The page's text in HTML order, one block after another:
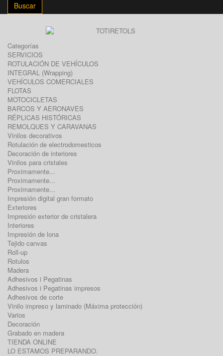
Buscar
Categorías
SERVICIOS
ROTULACIÓN DE VEHÍCULOS
INTEGRAL (Wrapping)
VEHÍCULOS COMERCIALES
FLOTAS
MOTOCICLETAS
BARCOS Y AERONAVES
RÉPLICAS HISTÓRICAS
REMOLQUES Y CARAVANAS
Vinilos decorativos
Rotulación de electrodomesticos
Decoración de interiores
Vinilos para cristales
Proximamente...
Proximamente...
Proximamente...
Impresión digital gran formato
Exteriores
Impresión exterior de cristalera
Interiores
Impresión de lona
Tejido canvas
Roll-up
Rotulos
Madera
Adhesivos i Pegatinas
Adhesivos i Pegatinas impresos
Adhesivos de corte
Vinilo impreso y laminado (Máxima protección)
Varios
Decoración
Grabado en madera
TIENDA ONLINE
LO ESTAMOS PREPARANDO.